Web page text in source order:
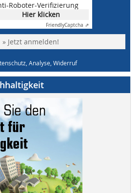
Roboter-Verifizierung
Hier klicken
FriendlyCaptcha ⇗
» Jetzt anmelden!
Analyse, Widerruf